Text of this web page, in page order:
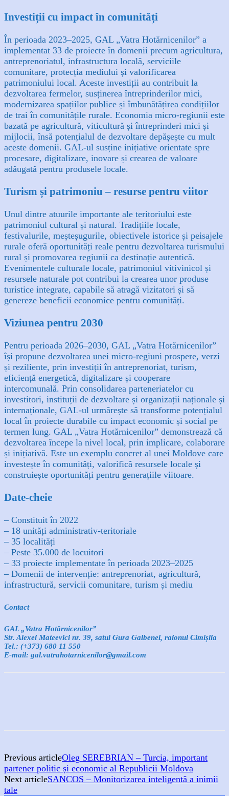
Investiții cu impact în comunități
În perioada 2023–2025, GAL „Vatra Hotărnicenilor” a
implementat 33 de proiecte în domenii precum agricultura,
antreprenoriatul, infrastructura locală, serviciile
comunitare, protecția mediului și valorificarea
patrimoniului local. Aceste investiții au contribuit la
dezvoltarea fermelor, susținerea întreprinderilor mici,
modernizarea spațiilor publice și îmbunătățirea condițiilor
de trai în comunitățile rurale. Economia micro-regiunii este
bazată pe agricultură, viticultură și întreprinderi mici și
mijlocii, însă potențialul de dezvoltare depășește cu mult
aceste domenii. GAL-ul susține inițiative orientate spre
procesare, digitalizare, inovare și crearea de valoare
adăugată pentru produsele locale.
Turism și patrimoniu – resurse pentru viitor
Unul dintre atuurile importante ale teritoriului este
patrimoniul cultural și natural. Tradițiile locale,
festivalurile, meșteșugurile, obiectivele istorice și peisajele
rurale oferă oportunități reale pentru dezvoltarea turismului
rural și promovarea regiunii ca destinație autentică.
Evenimentele culturale locale, patrimoniul vitivinicol și
resursele naturale pot contribui la crearea unor produse
turistice integrate, capabile să atragă vizitatori și să
genereze beneficii economice pentru comunități.
Viziunea pentru 2030
Pentru perioada 2026–2030, GAL „Vatra Hotărnicenilor”
își propune dezvoltarea unei micro-regiuni prospere, verzi
și reziliente, prin investiții în antreprenoriat, turism,
eficiență energetică, digitalizare și cooperare
intercomunală. Prin consolidarea parteneriatelor cu
investitori, instituții de dezvoltare și organizații naționale și
internaționale, GAL-ul urmărește să transforme potențialul
local în proiecte durabile cu impact economic și social pe
termen lung. GAL „Vatra Hotărnicenilor” demonstrează că
dezvoltarea începe la nivel local, prin implicare, colaborare
și inițiativă. Este un exemplu concret al unei Moldove care
investește în comunități, valorifică resursele locale și
construiește oportunități pentru generațiile viitoare.
Date-cheie
– Constituit în 2022
– 18 unități administrativ-teritoriale
– 35 localități
– Peste 35.000 de locuitori
– 33 proiecte implementate în perioada 2023–2025
– Domenii de intervenție: antreprenoriat, agricultură,
infrastructură, servicii comunitare, turism și mediu
Contact
GAL „Vatra Hotărnicenilor”
Str. Alexei Mateevici nr. 39, satul Gura Galbenei, raionul Cimișlia
Tel.: (+373) 680 11 550
E-mail: gal.vatrahotarnicenilor@gmail.com
Previous articleOleg SEREBRIAN – Turcia, important
partener politic și economic al Republicii Moldova
Next articleSANCOS – Monitorizarea inteligentă a inimii
tale